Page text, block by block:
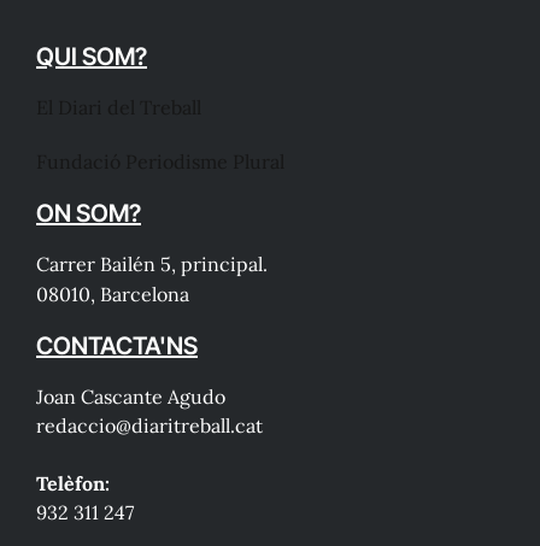
QUI SOM?
ON SOM?
Carrer Bailén 5, principal.
08010, Barcelona
CONTACTA'NS
Joan Cascante Agudo
redaccio@diaritreball.cat
Telèfon:
932 311 247